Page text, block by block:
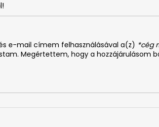
e-mail címem felhasználásával a(z) *cég
Megértettem, hogy a hozzájárulásom